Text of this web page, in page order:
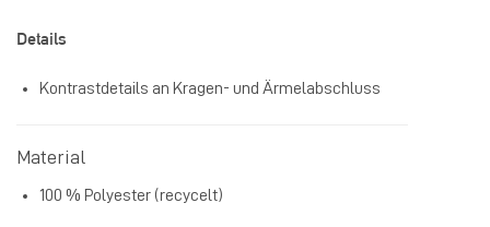
Details
Kontrastdetails an Kragen- und Ärmelabschluss
Material
100 % Polyester (recycelt)